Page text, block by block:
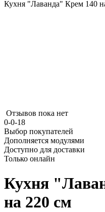
Кухня "Лаванда" Крем 140
Отзывов пока нет
0-0-18
Выбор покупателей
Дополняется модулями
Доступно для доставки
Только онлайн
Кухня
на 220 см